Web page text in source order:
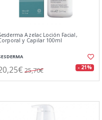
Azelac Loción Facial,
y Capilar 100ml
25,70€ - 21%